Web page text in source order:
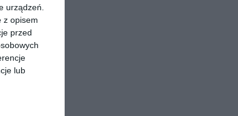
urządzeń.
z opisem
przed
lub